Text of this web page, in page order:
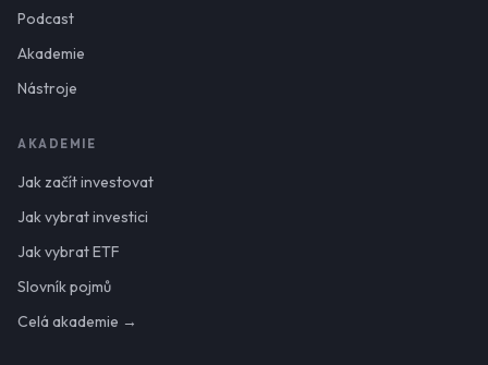
Podcast
Akademie
Nástroje
AKADEMIE
Jak začít investovat
Jak vybrat investici
Jak vybrat ETF
Slovník pojmů
Celá akademie →